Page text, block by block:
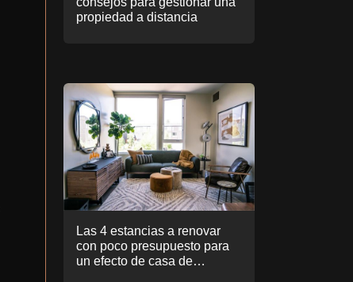
propiedad a distancia
Las 4 estancias a renovar
con poco presupuesto para
un efecto de casa de